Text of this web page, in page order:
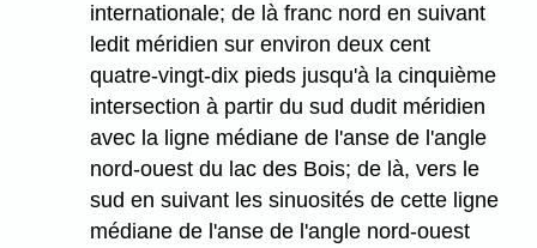
internationale; de là franc nord en suivant
ledit méridien sur environ deux cent
quatre-vingt-dix pieds jusqu'à la cinquième
intersection à partir du sud dudit méridien
avec la ligne médiane de l'anse de l'angle
nord-ouest du lac des Bois; de là, vers le
sud en suivant les sinuosités de cette ligne
médiane de l'anse de l'angle nord-ouest